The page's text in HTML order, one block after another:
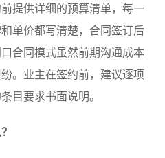
提供详细的预算清单，每一
单价都写清楚，合同签订后
合同模式虽然前期沟通成本
。业主在签约前，建议逐项
目要求书面说明。